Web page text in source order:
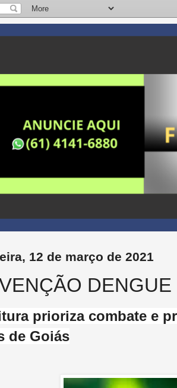
12 de março de 2021
DENGUE
prioriza combate e
de Goiás